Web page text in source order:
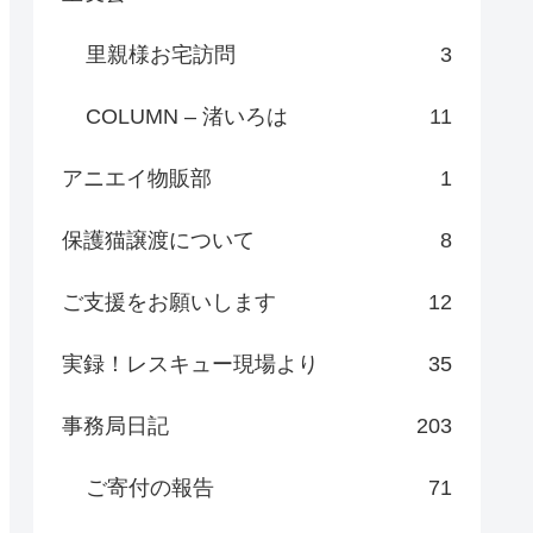
里親様お宅訪問 3
COLUMN – 渚いろは 11
アニエイ物販部 1
保護猫譲渡について 8
ご支援をお願いします 12
実録！レスキュー現場より 35
事務局日記 203
ご寄付の報告 71